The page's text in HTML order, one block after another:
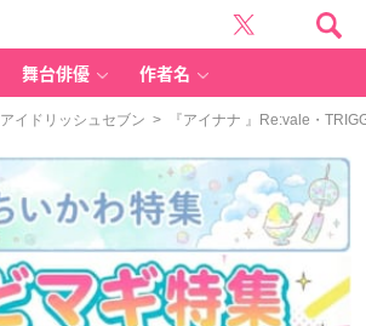
舞台俳優 作者名
アイドリッシュセブン > 『アイナナ 』Re:vale・